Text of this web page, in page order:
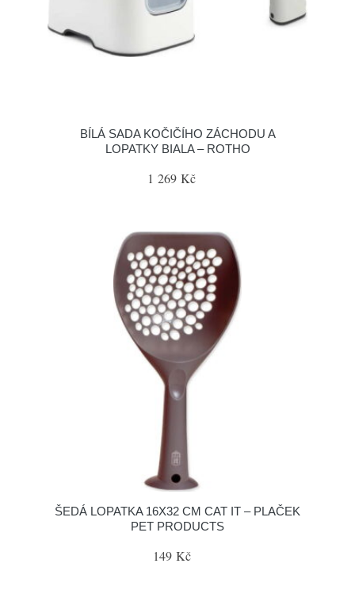
BÍLÁ SADA KOČIČÍHO ZÁCHODU A
LOPATKY BIALA – ROTHO
1 269 Kč
ŠEDÁ LOPATKA 16X32 CM CAT IT – PLAČEK
PET PRODUCTS
149 Kč